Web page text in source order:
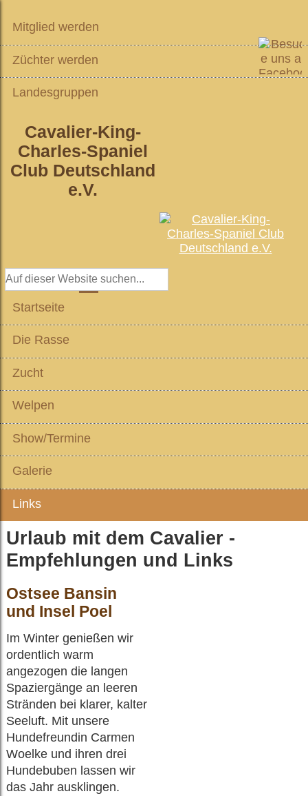
Mitglied werden
Züchter werden
Landesgruppen
Cavalier-King-
Charles-Spaniel
Club Deutschland
e.V.
Startseite
Die Rasse
Zucht
Welpen
Show/Termine
Galerie
Links
Urlaub mit dem Cavalier -
Empfehlungen und Links
Ostsee Bansin
und Insel Poel
Im Winter genießen wir
ordentlich warm
angezogen die langen
Spaziergänge an leeren
Stränden bei klarer, kalter
Seeluft. Mit unsere
Hundefreundin Carmen
Woelke und ihren drei
Hundebuben lassen wir
das Jahr ausklingen.